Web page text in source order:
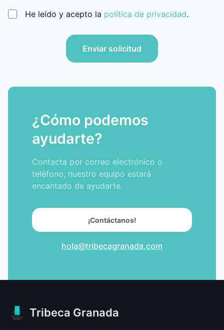
He leído y acepto la política de privacidad.
Enviar solicitud
¿Cómo podemos
ayudarte?
Contacta por correo electrónico o
teléfono, nuestro equipo estará
encantado de ayudarte.
¡Contáctanos!
hola@tribecagranada.com
Tribeca Granada